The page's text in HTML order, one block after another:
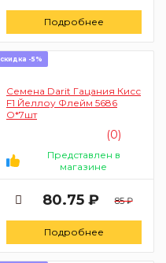
Подробнее
скидка -5%
Семена Darit Гацания Кисс
F1 Йеллоу Флейм 5686
О*7шт
(0)
Представлен в
магазине
80.75 ₽ 85 ₽
Подробнее